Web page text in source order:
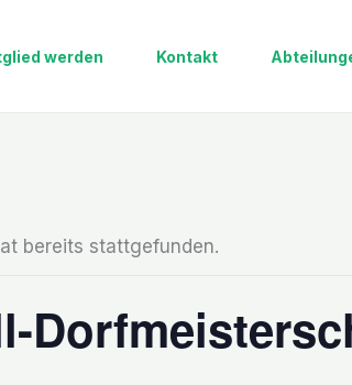
werden Kontakt
bereits stattgefunden.